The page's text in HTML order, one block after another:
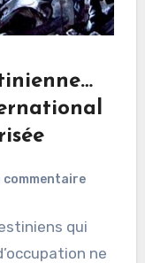
commentaire
qui
ne